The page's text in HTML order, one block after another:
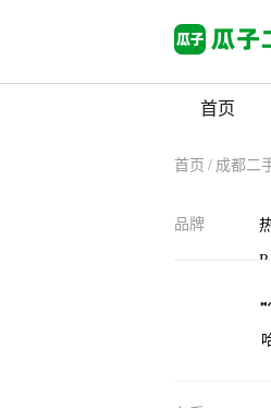
首页
首页 / 成都二
品牌
R